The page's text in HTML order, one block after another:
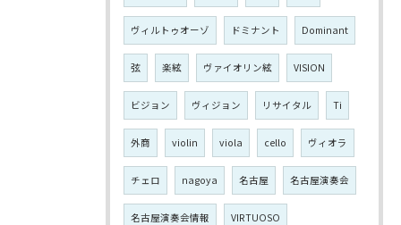
ヴィルトゥオーゾ ドミナント Dominant
弦 楽絃 ヴァイオリン絃 VISION
ビジョン ヴィジョン リサイタル Ti
外商 violin viola cello ヴィオラ
チェロ nagoya 名古屋 名古屋演奏会
名古屋演奏会情報 VIRTUOSO